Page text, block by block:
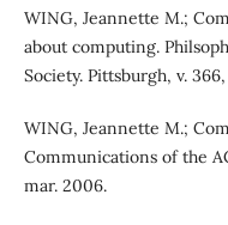
WING, Jeannette M.;
about computing.
Society. Pittsburgh, v.
WING, Jeannette M.;
Communications of the
mar. 2006.